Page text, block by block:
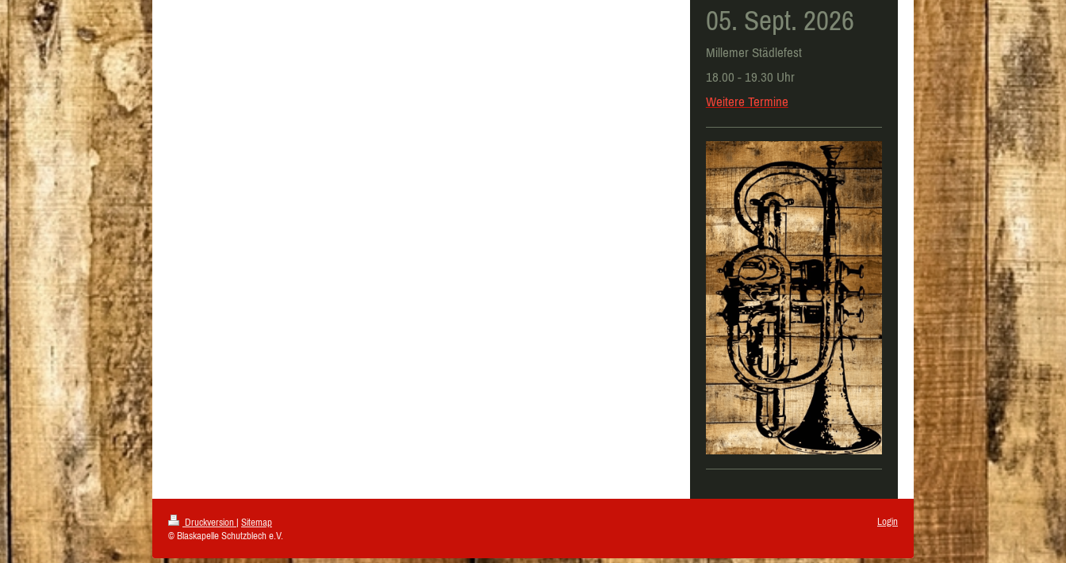
05. Sept. 2026
Millemer Städlefest
18.00 - 19.30 Uhr
Weitere Termine
Druckversion | Sitemap
© Blaskapelle Schutzblech e.V.
Login